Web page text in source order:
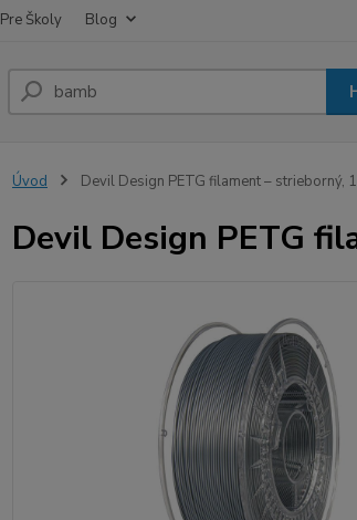
Pre Školy Blog
Úvod Devil Design PETG filament – strieborný,
Devil Design PETG